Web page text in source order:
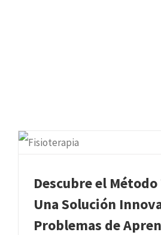
Descubre el
Una Solución
Problemas de